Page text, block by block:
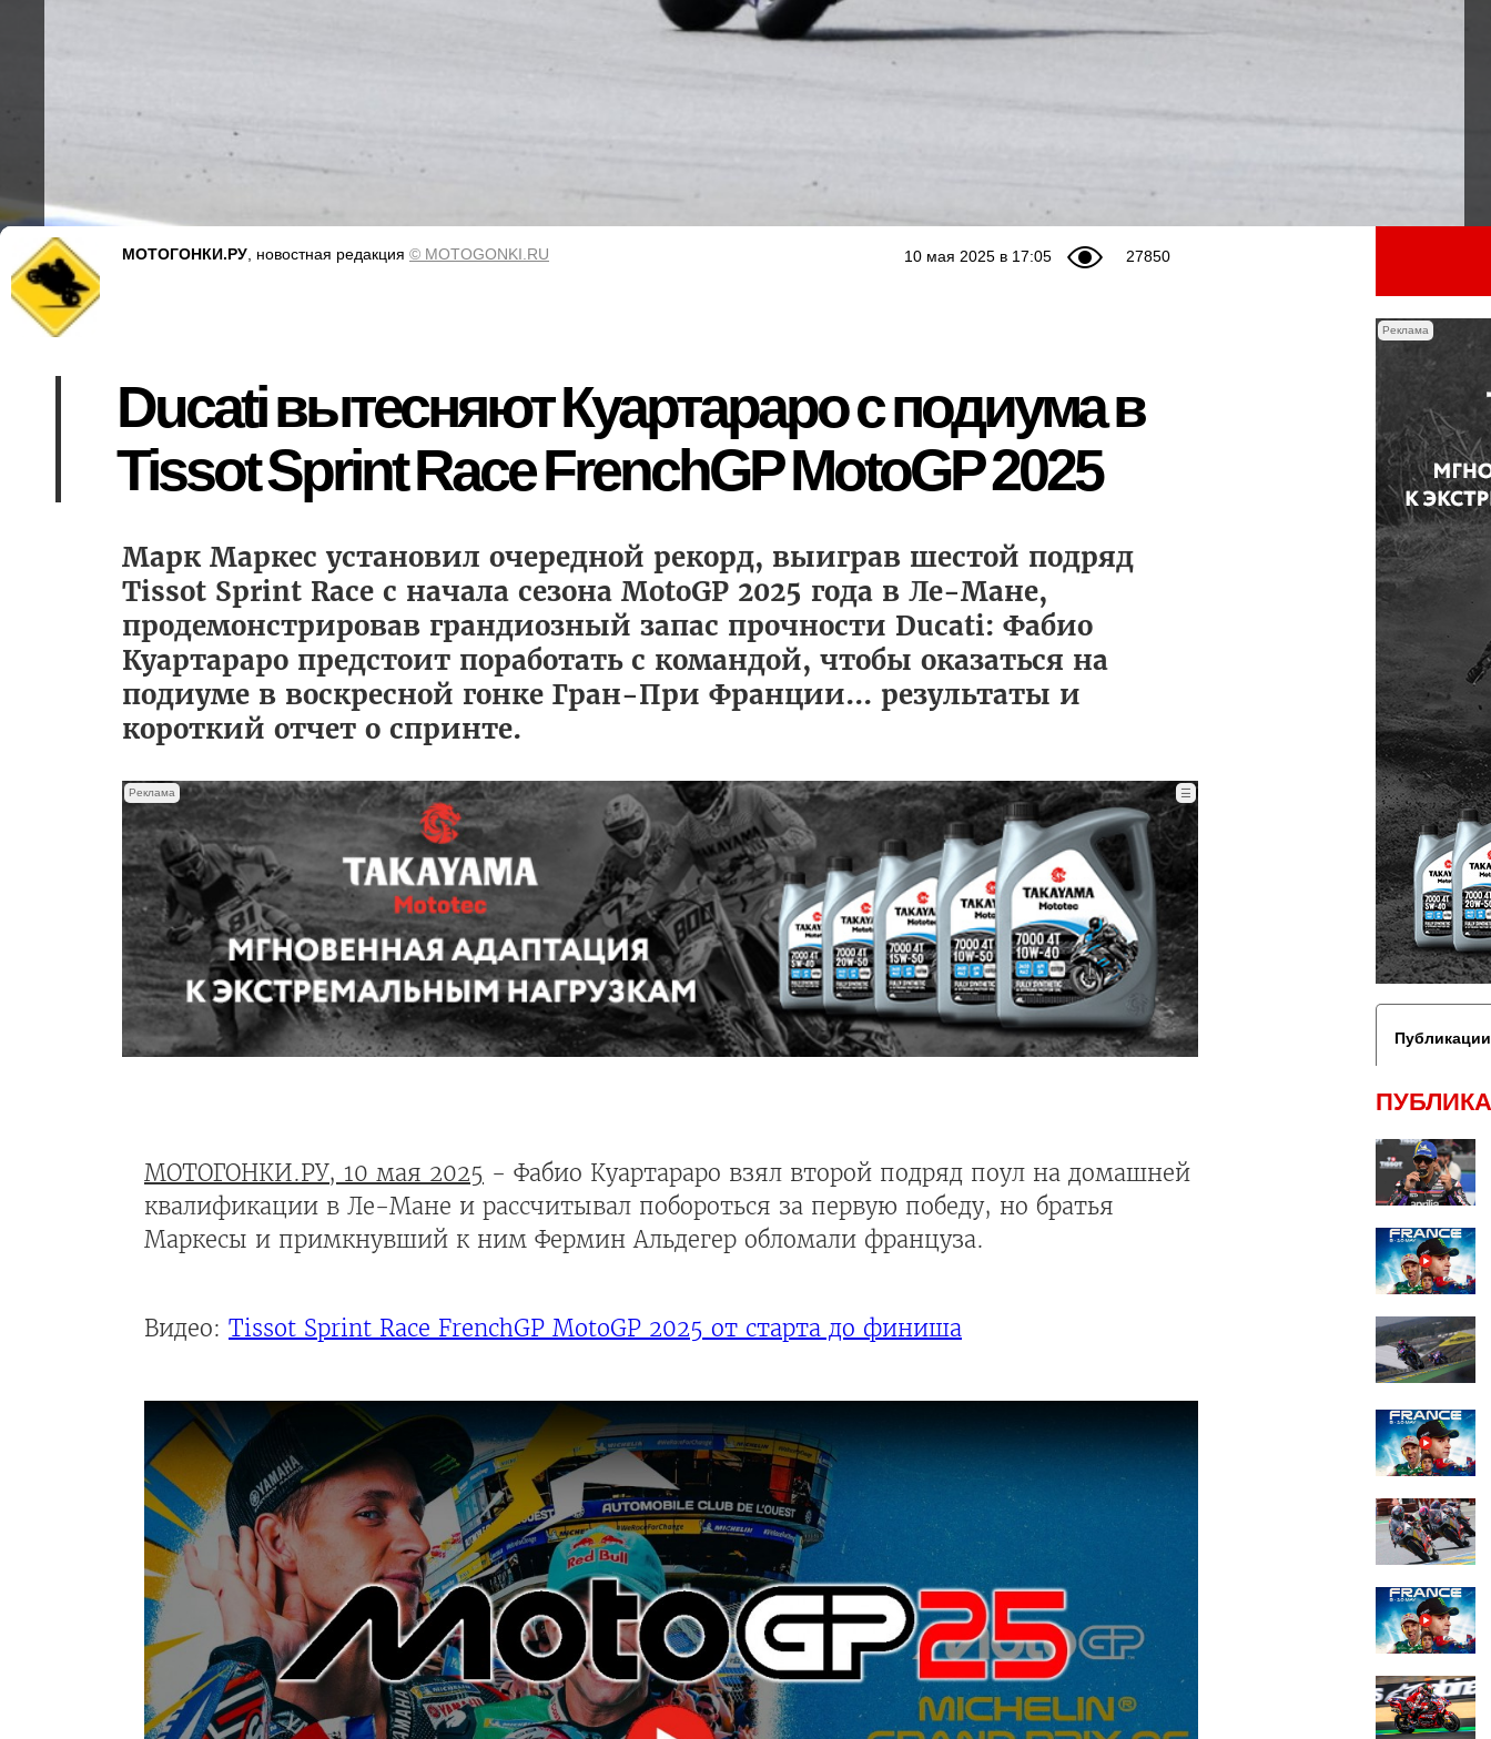
Реклама
27850
10 мая 2025 в 17:05
МОТОГОНКИ.РУ , новостная редакция © MOTOGONKI.RU
Ducati вытесняют Куартараро с подиума в
Tissot Sprint Race FrenchGP MotoGP 2025
Марк Маркес установил очередной рекорд, выиграв шестой подряд
Tissot Sprint Race с начала сезона MotoGP 2025 года в Ле-Мане,
продемонстрировав грандиозный запас прочности Ducati: Фабио
Куартараро предстоит поработать с командой, чтобы оказаться на
подиуме в воскресной гонке Гран-При Франции... результаты и
короткий отчет о спринте.
Реклама ☰
МОТОГОНКИ.РУ, 10 мая 2025 - Фабио Куартараро взял второй подряд поул на домашней
квалификации в Ле-Мане и рассчитывал побороться за первую победу, но братья
Маркесы и примкнувший к ним Фермин Альдегер обломали француза.
Видео: Tissot Sprint Race FrenchGP MotoGP 2025 от старта до финиша